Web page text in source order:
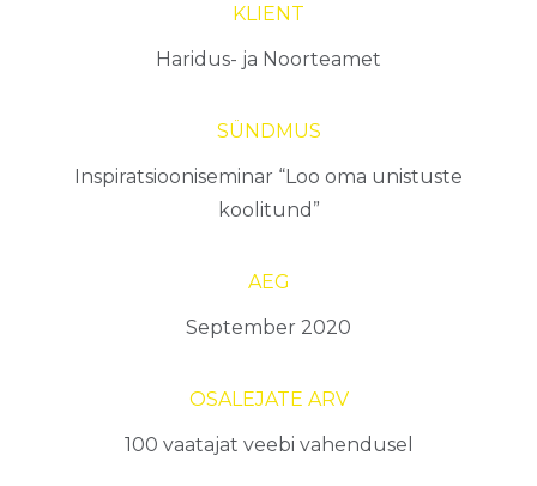
KLIENT
Haridus- ja Noorteamet
SÜNDMUS
Inspiratsiooniseminar “Loo oma unistuste
koolitund”
AEG
September 2020
OSALEJATE ARV
100 vaatajat veebi vahendusel